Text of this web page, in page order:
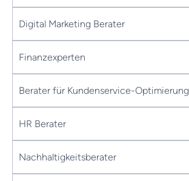
Digital Marketing Berater
Finanzexperten
Berater für Kundenservice-Optimierung
HR Berater
Nachhaltigkeitsberater